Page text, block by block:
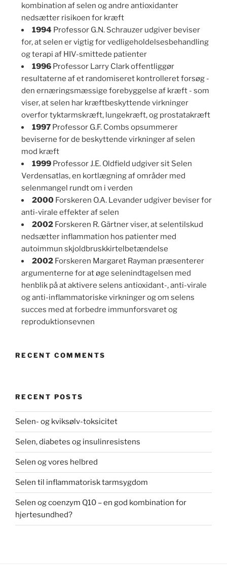
kombination af selen og andre antioxidanter
nedsætter risikoen for kræft
1994 Professor G.N. Schrauzer udgiver beviser
for, at selen er vigtig for vedligeholdelsesbehandling
og terapi af HIV-smittede patienter
1996 Professor Larry Clark offentliggør
resultaterne af et randomiseret kontrolleret forsøg -
den ernæringsmæssige forebyggelse af kræft - som
viser, at selen har kræftbeskyttende virkninger
overfor tyktarmskræft, lungekræft, og prostatakræft
1997 Professor G.F. Combs opsummerer
beviserne for de beskyttende virkninger af selen
mod kræft
1999 Professor J.E. Oldfield udgiver sit Selen
Verdensatlas, en kortlægning af områder med
selenmangel rundt om i verden
2000 Forskeren O.A. Levander udgiver beviser for
anti-virale effekter af selen
2002 Forskeren R. Gärtner viser, at selentilskud
nedsætter inflammation hos patienter med
autoimmun skjoldbruskkirtelbetændelse
2002 Forskeren Margaret Rayman præsenterer
argumenterne for at øge selenindtagelsen med
henblik på at aktivere selens antioxidant-, anti-virale
og anti-inflammatoriske virkninger og om selens
succes med at forbedre immunforsvaret og
reproduktionsevnen
RECENT COMMENTS
RECENT POSTS
Selen- og kviksølv-toksicitet
Selen, diabetes og insulinresistens
Selen og vores helbred
Selen til inflammatorisk tarmsygdom
Selen og coenzym Q10 – en god kombination for
hjertesundhed?